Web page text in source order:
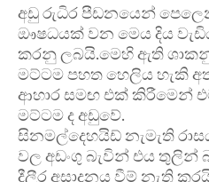
අඩු රුධිර පීඩනයෙන්
ඖෂධයක් වන මෙය දිය
කරනු ලබයි.මෙහි ඇති
මට්ටම පහත හෙලිය හැකි
ආහාර සමඟ එක් කිරීමෙන්
මට්ටම ද අඩුවේ.
සිනමල්දෙහයිඩ් නැමැති
වල අඩංගු බැවින් එය තුලින්
දීලීර අසාදනය වීම් නැති